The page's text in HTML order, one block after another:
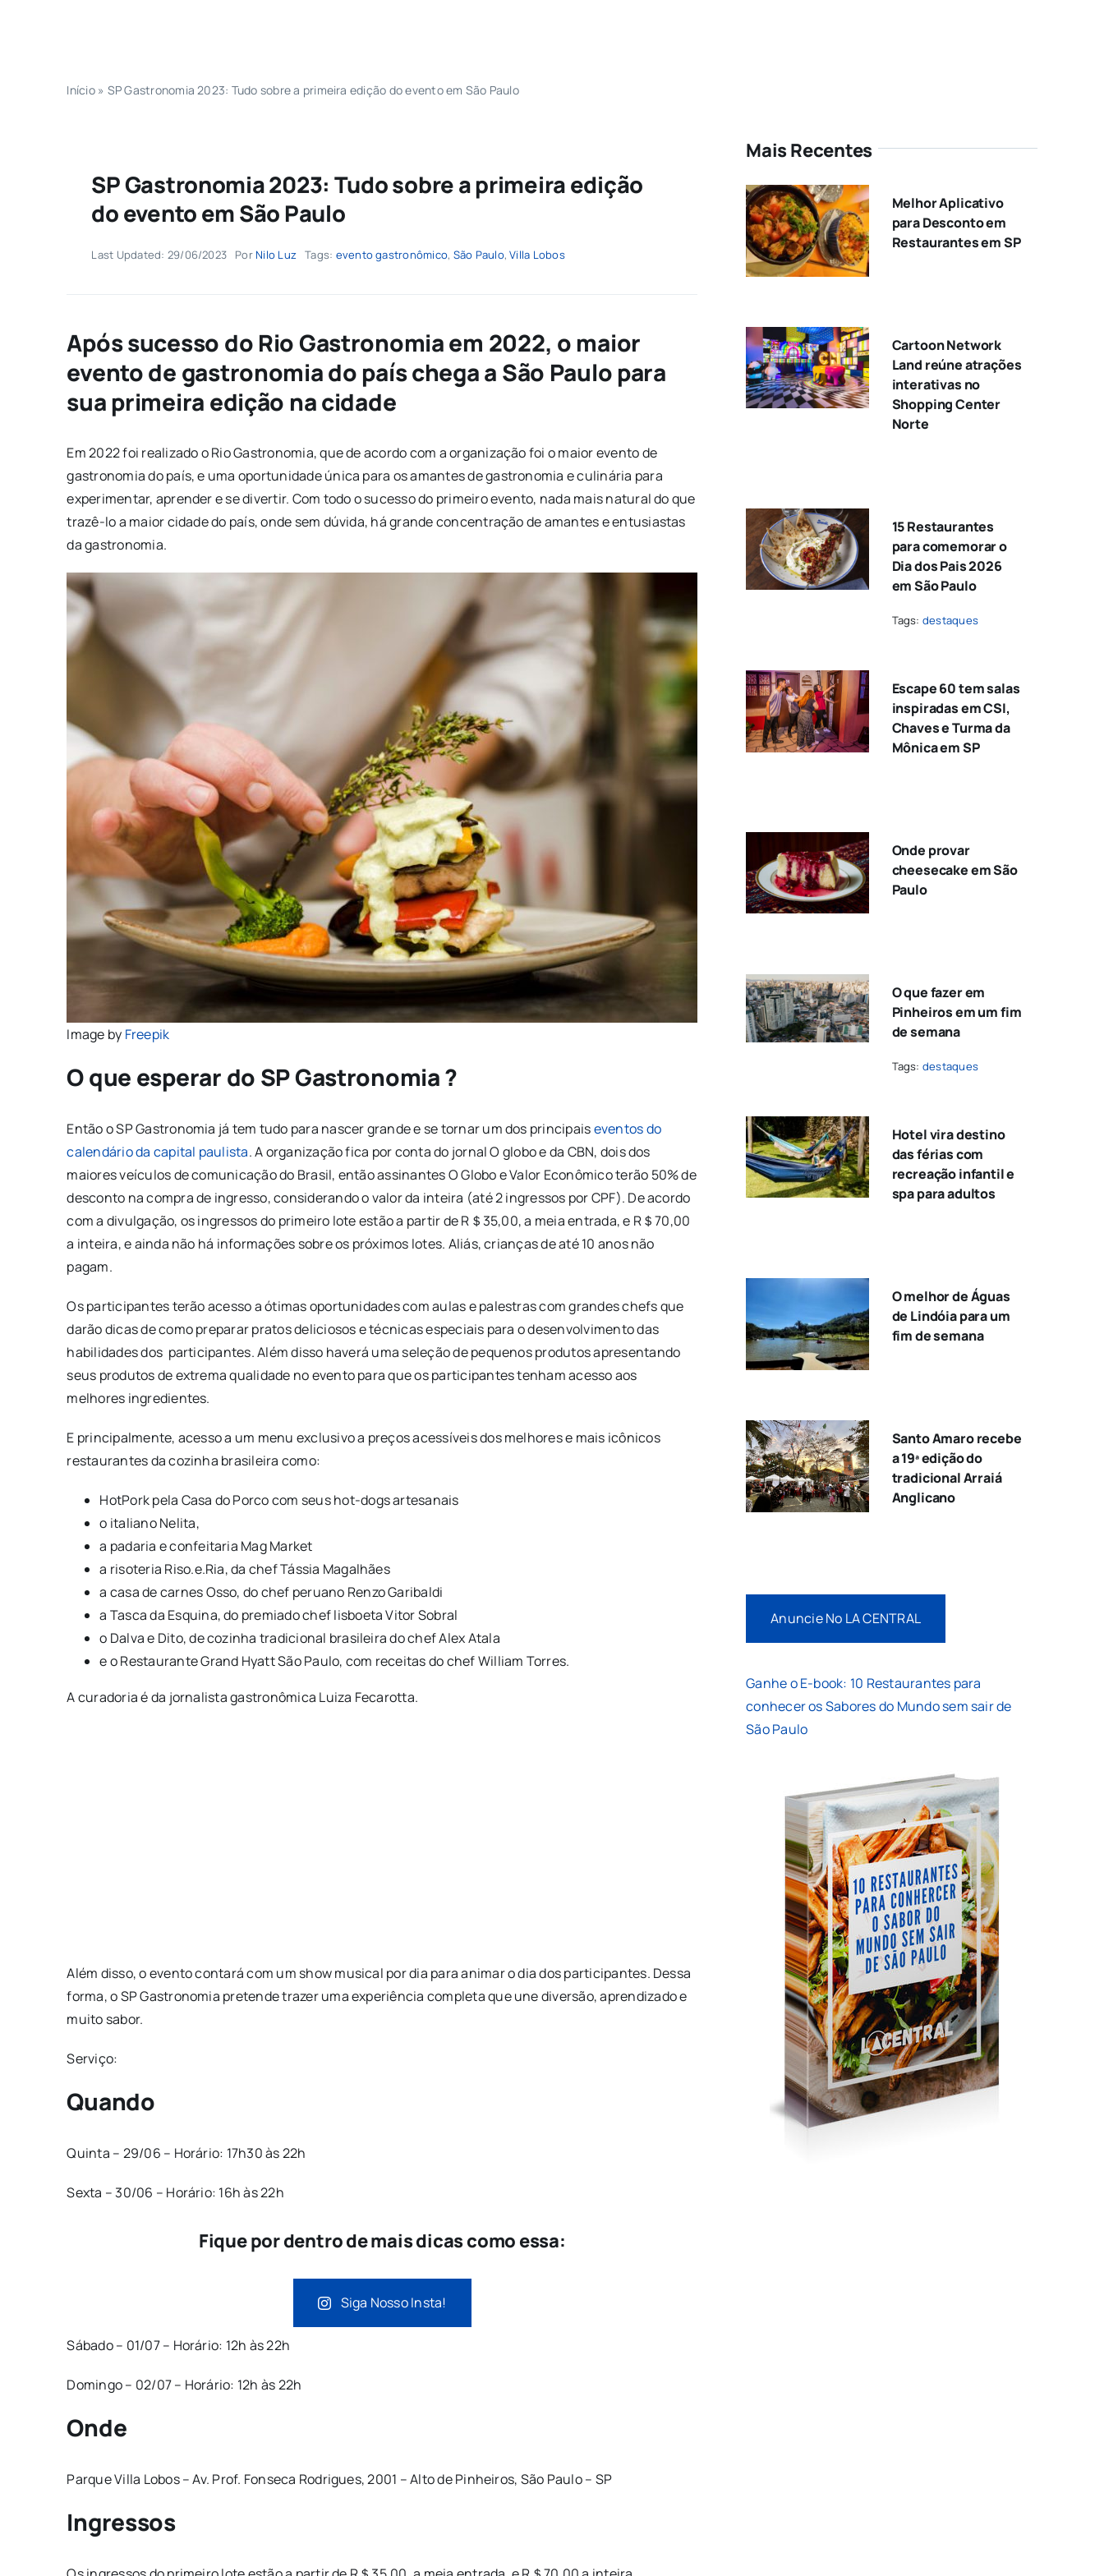
Início» SP Gastronomia 2023: Tudo sobre a primeira edição do evento em São Paulo
SP Gastronomia 2023: Tudo sobre a primeira edição
do evento em São Paulo
Last Updated: 29/06/2023 PorNilo Luz Tags: evento gastronômico, São Paulo,Villa Lobos
Após sucesso do Rio Gastronomia em 2022, o maior
evento de gastronomia do país chega a São Paulo para
sua primeira edição na cidade
Em 2022 foi realizado o Rio Gastronomia, que de acordo com a organização foi o maior evento de
gastronomia do país, e uma oportunidade única para os amantes de gastronomia e culinária para
experimentar, aprender e se divertir. Com todo o sucesso do primeiro evento, nada mais natural do que
trazê-lo a maior cidade do país, onde sem dúvida, há grande concentração de amantes e entusiastas
da gastronomia.
Image by Freepik
O que esperar do SP Gastronomia ?
Então o SP Gastronomia já tem tudo para nascer grande e se tornar um dos principaiseventos do
calendário da capital paulista. A organização fica por conta do jornal O globo e da CBN, dois dos
maiores veículos de comunicação do Brasil, então assinantes O Globo e Valor Econômico terão 50% de
desconto na compra de ingresso, considerando o valor da inteira (até 2 ingressos por CPF). De acordo
com a divulgação, os ingressos do primeiro lote estão a partir de R＄35,00, a meia entrada, e R＄70,00
a inteira, e ainda não há informações sobre os próximos lotes. Aliás, crianças de até 10 anos não
pagam.
Os participantes terão acesso a ótimas oportunidades com aulas e palestras com grandes chefs que
darão dicas de como preparar pratos deliciosos e técnicas especiais para o desenvolvimento das
habilidades dos participantes. Além disso haverá uma seleção de pequenos produtos apresentando
seus produtos de extrema qualidade no evento para que os participantes tenham acesso aos
melhores ingredientes.
E principalmente, acesso a um menu exclusivo a preços acessíveis dos melhores e mais icônicos
restaurantes da cozinha brasileira como:
HotPork pela Casa do Porco com seus hot-dogs artesanais
o italiano Nelita,
a padaria e confeitaria Mag Market
a risoteria Riso.e.Ria, da chef Tássia Magalhães
a casa de carnes Osso, do chef peruano Renzo Garibaldi
a Tasca da Esquina, do premiado chef lisboeta Vitor Sobral
o Dalva e Dito, de cozinha tradicional brasileira do chef Alex Atala
e o Restaurante Grand Hyatt São Paulo, com receitas do chef William Torres.
A curadoria é da jornalista gastronômica Luiza Fecarotta.
Além disso, o evento contará com um show musical por dia para animar o dia dos participantes. Dessa
forma, o SP Gastronomia pretende trazer uma experiência completa que une diversão, aprendizado e
muito sabor.
Serviço:
Quando
Quinta – 29/06 – Horário: 17h30 às 22h
Sexta – 30/06 – Horário: 16h às 22h
Fique por dentro de mais dicas como essa:
Siga Nosso Insta!
Sábado – 01/07 – Horário: 12h às 22h
Domingo – 02/07 – Horário: 12h às 22h
Onde
Parque Villa Lobos – Av. Prof. Fonseca Rodrigues, 2001 – Alto de Pinheiros, São Paulo – SP
Ingressos
Mais Recentes
Melhor Aplicativo
para Desconto em
Restaurantes em SP
Cartoon Network
Land reúne atrações
interativas no
Shopping Center
Norte
15 Restaurantes
para comemorar o
Dia dos Pais 2026
em São Paulo
Tags: destaques
Escape 60 tem salas
inspiradas em CSI,
Chaves e Turma da
Mônica em SP
Onde provar
cheesecake em São
Paulo
O que fazer em
Pinheiros em um fim
de semana
Tags: destaques
Hotel vira destino
das férias com
recreação infantil e
spa para adultos
O melhor de Águas
de Lindóia para um
fim de semana
Santo Amaro recebe
a 19ª edição do
tradicional Arraiá
Anglicano
Anuncie No LA CENTRAL
Ganhe o E-book: 10 Restaurantes para
conhecer os Sabores do Mundo sem sair de
São Paulo